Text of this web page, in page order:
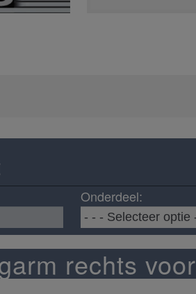
Onderdeel:
rechts voor